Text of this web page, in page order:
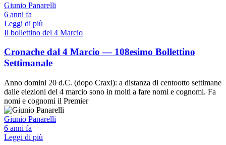
Giunio Panarelli
6 anni fa
Leggi di più
Il bollettino del 4 Marcio
Cronache dal 4 Marcio — 108esimo Bollettino
Settimanale
Anno domini 20 d.C. (dopo Craxi): a distanza di centootto settimane
dalle elezioni del 4 marcio sono in molti a fare nomi e cognomi. Fa
nomi e cognomi il Premier
Giunio Panarelli
6 anni fa
Leggi di più